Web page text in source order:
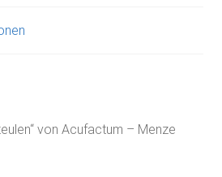
von Acufactum – Menze